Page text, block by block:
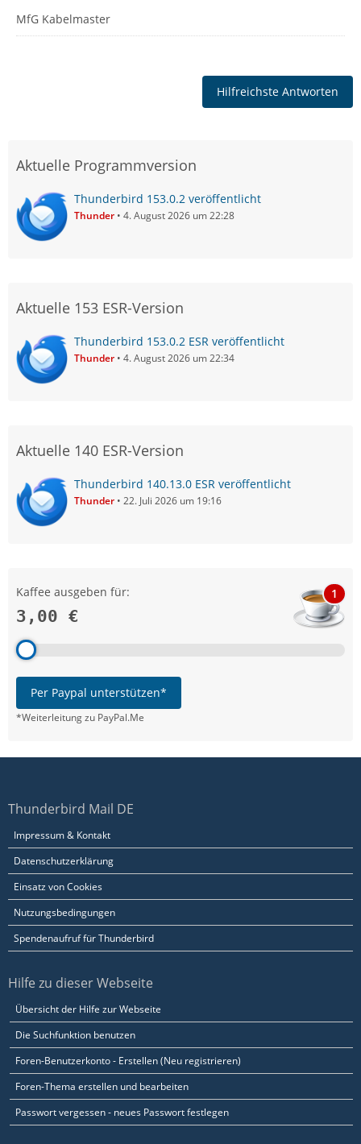
MfG Kabelmaster
Hilfreichste Antworten
Aktuelle Programmversion
Thunderbird 153.0.2 veröffentlicht
Thunder 4. August 2026 um 22:28
Aktuelle 153 ESR-Version
Thunderbird 153.0.2 ESR veröffentlicht
Thunder 4. August 2026 um 22:34
Aktuelle 140 ESR-Version
Thunderbird 140.13.0 ESR veröffentlicht
Thunder 22. Juli 2026 um 19:16
Kaffee ausgeben für:
3,00 €
1
Per Paypal unterstützen*
*Weiterleitung zu PayPal.Me
Thunderbird Mail DE
Impressum & Kontakt
Datenschutzerklärung
Einsatz von Cookies
Nutzungsbedingungen
Spendenaufruf für Thunderbird
Hilfe zu dieser Webseite
Übersicht der Hilfe zur Webseite
Die Suchfunktion benutzen
Foren-Benutzerkonto - Erstellen (Neu registrieren)
Foren-Thema erstellen und bearbeiten
Passwort vergessen - neues Passwort festlegen